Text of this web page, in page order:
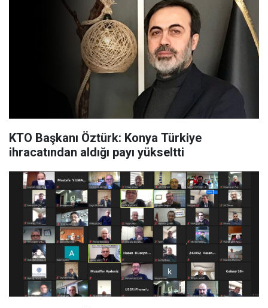
KTO Başkanı Öztürk: Konya Türkiye
ihracatından aldığı payı yükseltti